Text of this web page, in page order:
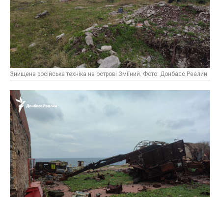
Знищена російська техніка на острові Зміїний. Фото: Донбасс.Реалии